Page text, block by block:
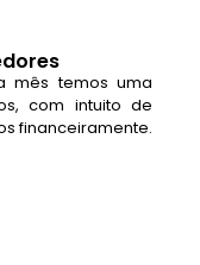
mês temos uma
com intuito de
financeiramente.